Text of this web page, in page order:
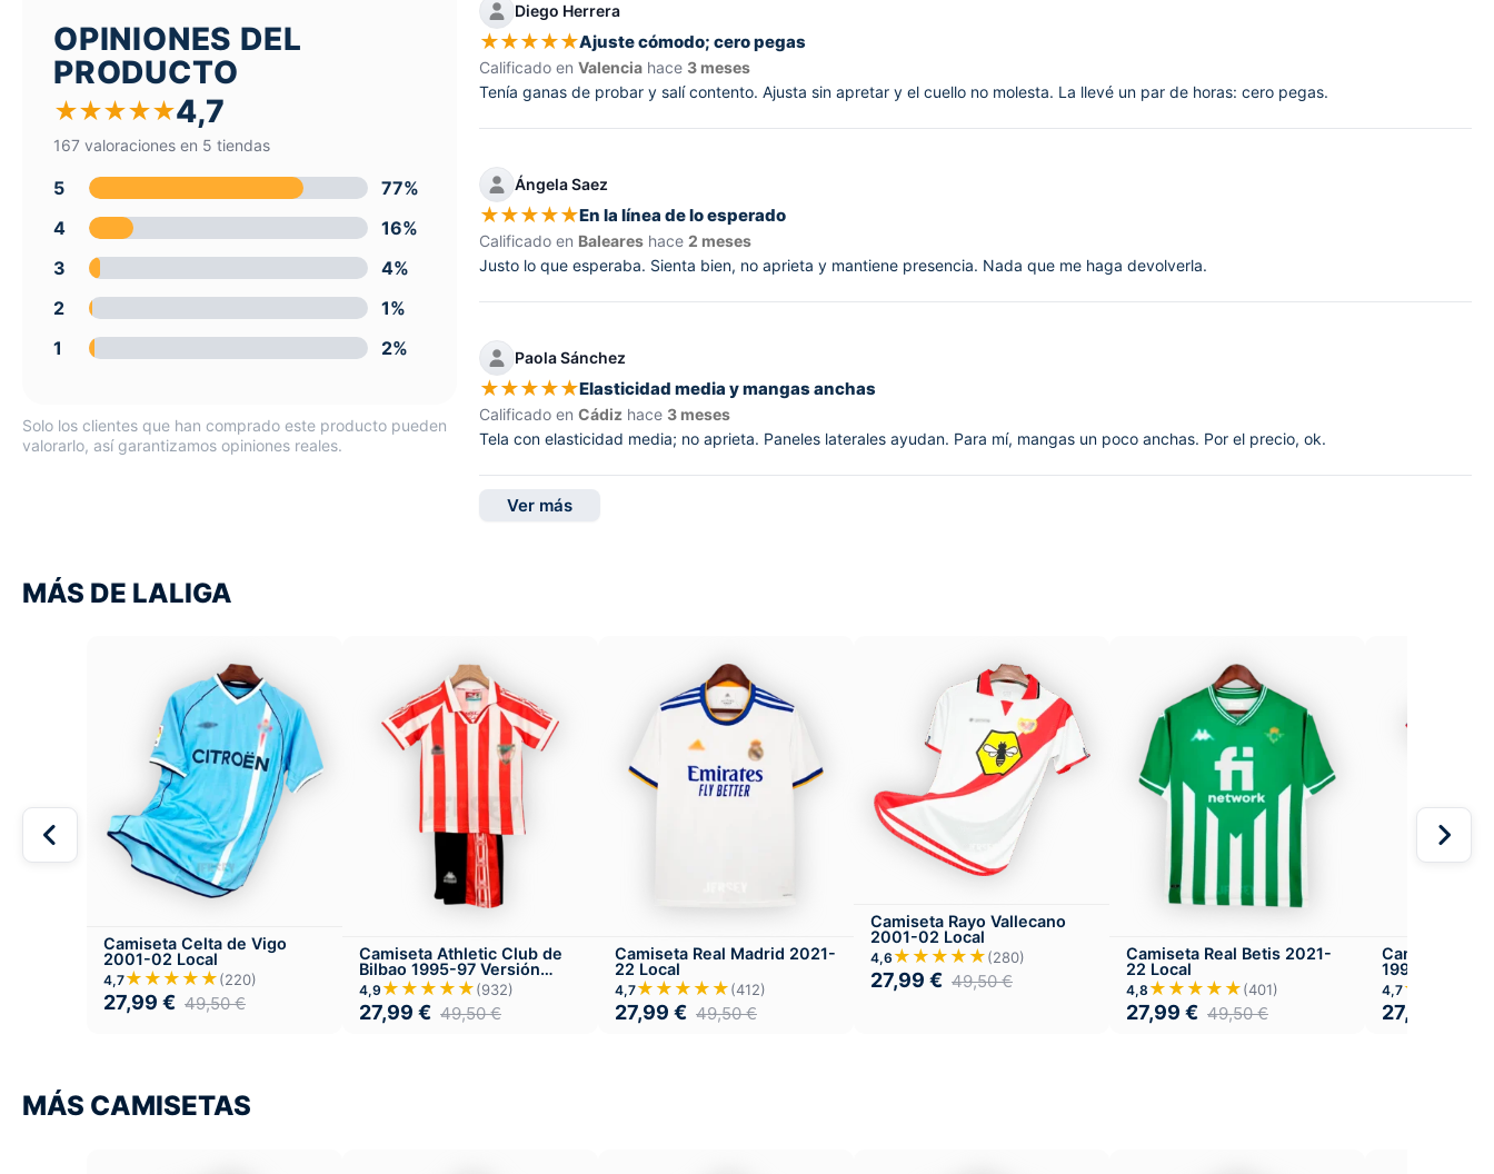
OPINIONES DEL
PRODUCTO
★★★★★4,7
167 valoraciones en 5 tiendas
5
77%
4
16%
3
4%
2
1%
1
2%
Solo los clientes que han comprado este producto pueden
valorarlo, así garantizamos opiniones reales.
Diego Herrera
★★★★★Ajuste cómodo; cero pegas
Calificado enValencia hace 3 meses
Tenía ganas de probar y salí contento. Ajusta sin apretar y el cuello no molesta. La llevé un par de horas: cero pegas.
Ángela Saez
★★★★★En la línea de lo esperado
Calificado en Baleares hace2 meses
Justo lo que esperaba. Sienta bien, no aprieta y mantiene presencia. Nada que me haga devolverla.
Paola Sánchez
★★★★★Elasticidad media y mangas anchas
Calificado enCádiz hace 3 meses
Tela con elasticidad media; no aprieta. Paneles laterales ayudan. Para mí, mangas un poco anchas. Por el precio, ok.
Ver más
MÁS DE LALIGA
Camiseta Celta de Vigo
2001-02 Local
4,7★★★★★(220)
27,99 € 49,50€
Camiseta Athletic Club de
Bilbao 1995-97 Versión
Infantil Local
4,9 ★★★★★(932)
27,99 € 49,50€
Camiseta Real Madrid 2021-
22 Local
4,7★★★★★(412)
27,99 € 49,50€
Camiseta Rayo Vallecano
2001-02 Local
4,6 ★★★★★(280)
27,99 € 49,50€
Camiseta Real Betis 2021-
22 Local
4,8 ★★★★★(401)
27,99 € 49,50€
Camiseta FC
1995-97
Local
4,7
27,99
MÁS CAMISETAS